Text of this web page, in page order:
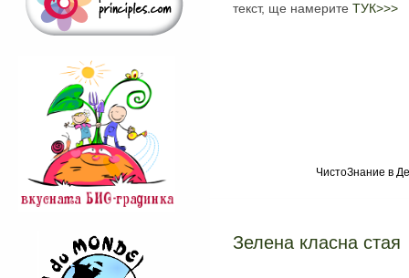
текст, ще намерите ТУК>>>
ЧистоЗнание в
Зелена класна стая